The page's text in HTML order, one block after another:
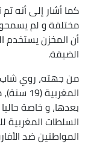
كما أشار إلى أنه
مختلفة و لم
أن المخزن يستخدم
الضيقة.
من جهته، روي شاب
المغربية
بعدها، و خاصة
السلطات المغربية
المواطنين ضد